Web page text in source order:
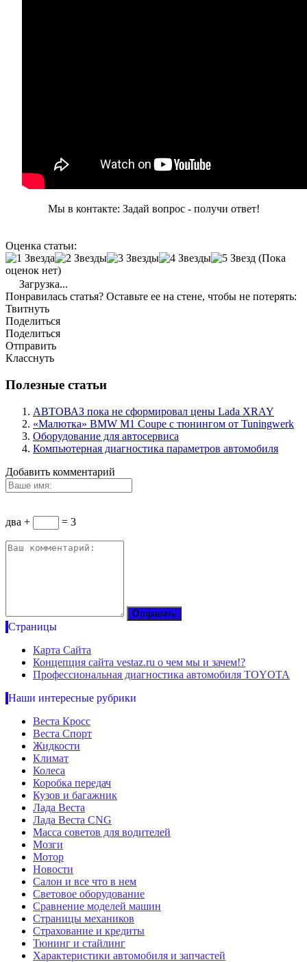
Мы в контакте: Задай вопрос - получи ответ!
Оценка статьи:
(Пока
оценок нет)
Загрузка...
Понравилась статья? Оставьте ее на стене, чтобы не потерять:
Твитнуть
Поделиться
Поделиться
Отправить
Класснуть
Полезные статьи
АВТОВАЗ пока не сформировал цены Lada XRAY
«Малютка» BMW M1 Coupe с тюнингом от Tuningwerk
Оборудование для автосервиса
Компьютерная диагностика параметров автомобиля
Добавить комментарий
два + = 3
Страницы
Карта Сайта
Концепция сайта vestaz.ru о чем мы и зачем!?
Профессиональная диагностика автомобиля TOYOTA
Наши интересные рубрики
Веста Кросс
Веста Спорт
Жидкости
Климат
Колеса
Коробка передач
Кузов и багажник
Лада Веста
Лада Веста CNG
Масса советов для водителей
Мозги
Мотор
Новости
Салон и все что в нем
Световое оборудование
Сравнение моделей машин
Страницы механиков
Страхование и кредиты
Тюнинг и стайлинг
Характеристики автомобиля и запчастей